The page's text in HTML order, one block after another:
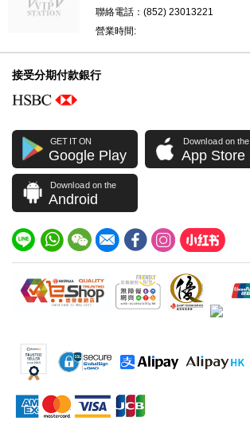
聯絡電話：(852) 23013221
營業時間:
接受分期付款銀行
GET IT ON
Google Play
Download on the
App Store
Download on the
Android